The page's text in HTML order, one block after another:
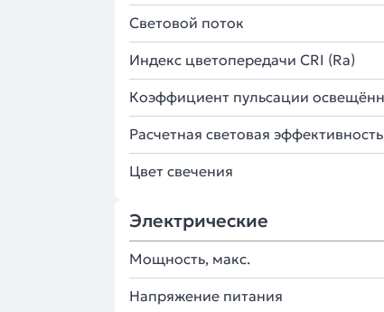
Световой поток
Индекс цветопередачи CRI (Ra)
Коэффициент пульсации
Расчетная световая эффективность
Цвет свечения
Электрические
Мощность, макс.
Напряжение питания